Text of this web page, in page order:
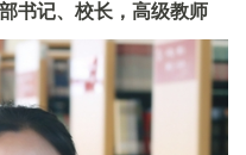
书记、校长，高级教师